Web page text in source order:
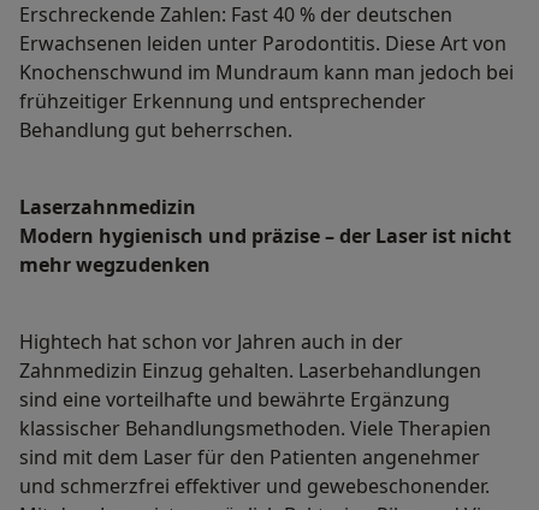
Erschreckende Zahlen: Fast 40 % der deutschen
Erwachsenen leiden unter Parodontitis. Diese Art von
Knochenschwund im Mundraum kann man jedoch bei
frühzeitiger Erkennung und entsprechender
Behandlung gut beherrschen.
Laserzahnmedizin
Modern hygienisch und präzise – der Laser ist nicht
mehr wegzudenken
Hightech hat schon vor Jahren auch in der
Zahnmedizin Einzug gehalten. Laserbehandlungen
sind eine vorteilhafte und bewährte Ergänzung
klassischer Behandlungsmethoden. Viele Therapien
sind mit dem Laser für den Patienten angenehmer
und schmerzfrei effektiver und gewebeschonender.